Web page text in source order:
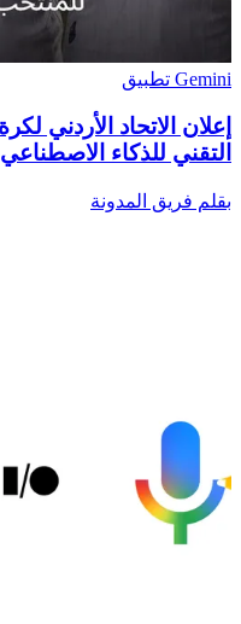
Gemini تطبيق
التقني للذكاء الاصطناعي
بقلم فريق المدونة